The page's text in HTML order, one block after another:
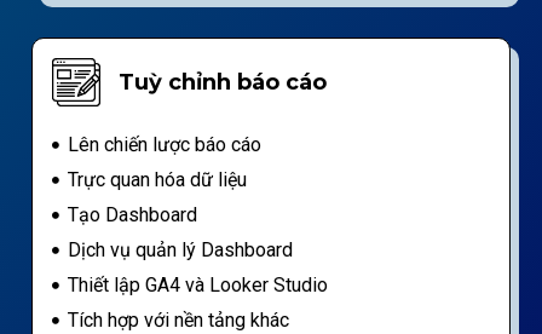
Tuỳ chỉnh báo cáo
Lên chiến lược báo cáo
Trực quan hóa dữ liệu
Tạo Dashboard
Dịch vụ quản lý Dashboard
Thiết lập GA4 và Looker Studio
Tích hợp với nền tảng khác